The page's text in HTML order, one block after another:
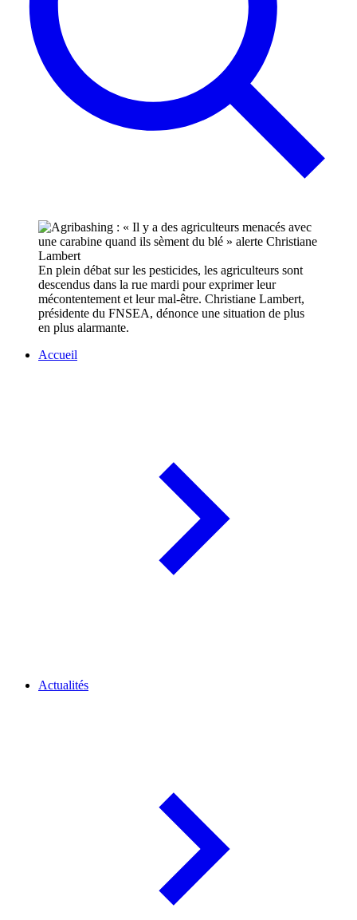
En plein débat sur les pesticides, les agriculteurs sont
descendus dans la rue mardi pour exprimer leur
mécontentement et leur mal-être. Christiane Lambert,
présidente du FNSEA, dénonce une situation de plus
en plus alarmante.
Accueil
Actualités